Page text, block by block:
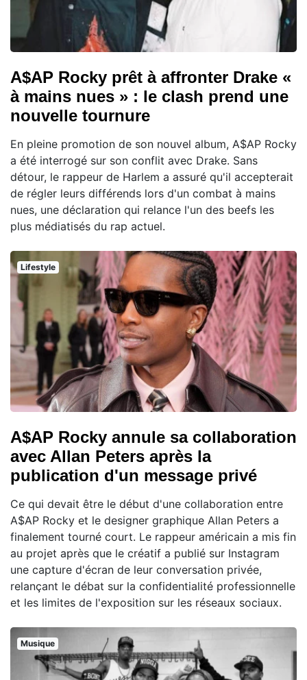
A$AP Rocky prêt à affronter Drake «
à mains nues » : le clash prend une
nouvelle tournure
En pleine promotion de son nouvel album, A$AP Rocky
a été interrogé sur son conflit avec Drake. Sans
détour, le rappeur de Harlem a assuré qu'il accepterait
de régler leurs différends lors d'un combat à mains
nues, une déclaration qui relance l'un des beefs les
plus médiatisés du rap actuel.
Lifestyle
A$AP Rocky annule sa collaboration
avec Allan Peters après la
publication d'un message privé
Ce qui devait être le début d'une collaboration entre
A$AP Rocky et le designer graphique Allan Peters a
finalement tourné court. Le rappeur américain a mis fin
au projet après que le créatif a publié sur Instagram
une capture d'écran de leur conversation privée,
relançant le débat sur la confidentialité professionnelle
et les limites de l'exposition sur les réseaux sociaux.
Musique